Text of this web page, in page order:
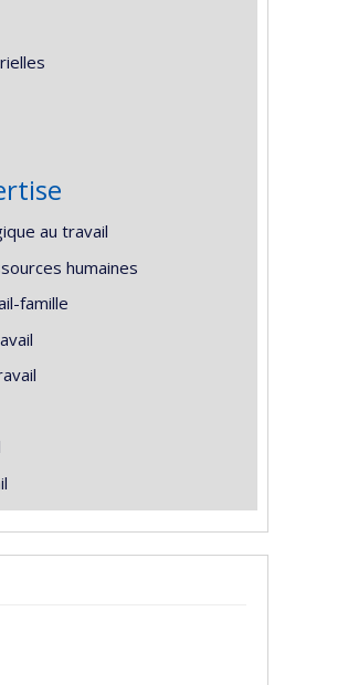
au travail
humaines
famille